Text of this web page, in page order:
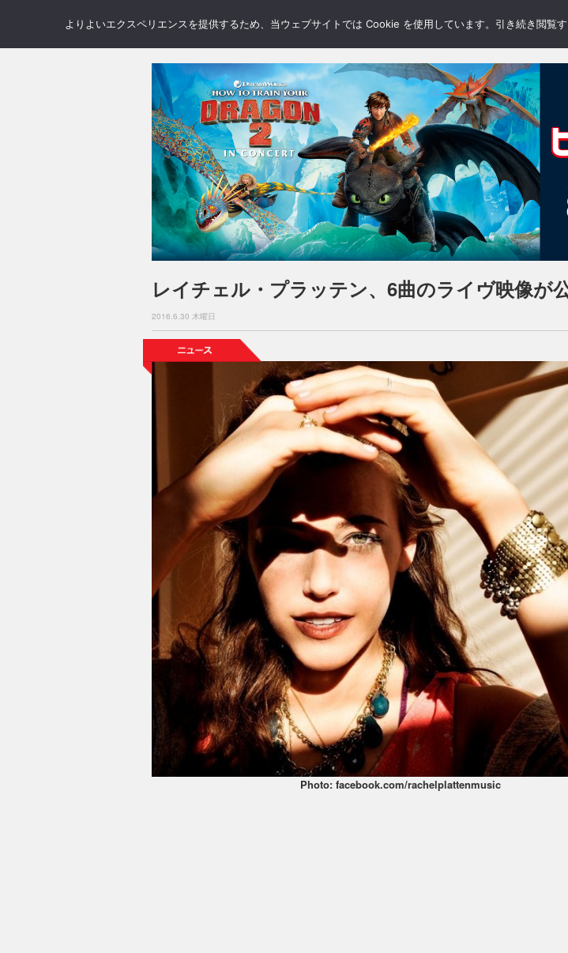
NEWS REVIEWS GALLERY BLOGS FEATURE
レイチェル・プラッテン、6曲のライヴ映像が
2016.6.30 木曜日
Photo: facebook.com/rachelplattenmusic
よりよいエクスペリエンスを提供するため、当ウェブサイトでは Cookie を使用しています。引き続き閲覧